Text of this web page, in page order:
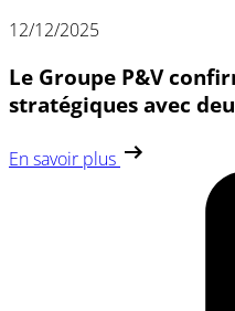
12/12/2025
Le Groupe P&V
stratégiques avec
En savoir plus